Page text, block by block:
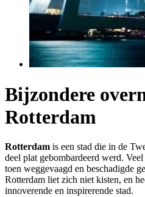
Bijzondere
Rotterdam
Rotterdam is een stad die in de
deel plat gebombardeerd werd.
toen weggevaagd en beschadigde
Rotterdam liet zich niet kisten, en
innoverende en inspirerende stad.